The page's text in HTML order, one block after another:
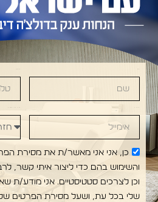
DOLCE DIVANI •
כן, אני אני מאשר/ת את מסירת
והשימוש בהם כדי ליצור איתי קשר,
וכן לצרכים סטטיסטיים. אני מודע/ת
שלי בכל עת, ושעל מסירת הפרטים